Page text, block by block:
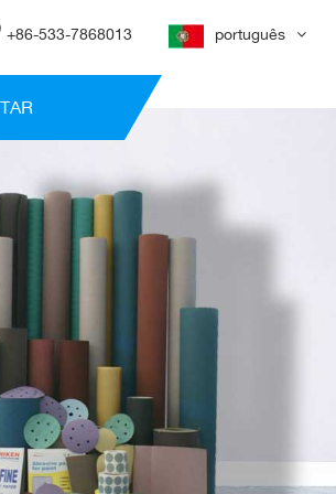
+86-533-7868013 português